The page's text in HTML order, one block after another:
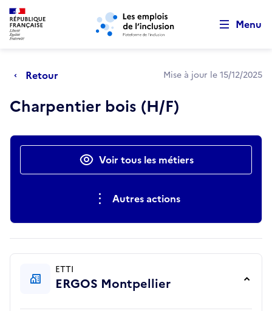
Aller au menu principal Aller au contenu principal
Menu
Retour Mise à jour le 15/12/2025
Charpentier bois (H/F)
Actions rapidesVoir tous les métiers
Autres actions
ETTI
ERGOS Montpellier
Retour au début de la page
Panneau de gestion des cookies